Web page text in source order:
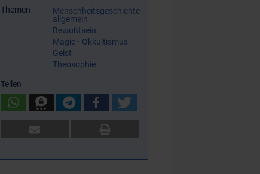
Themen
Menschheitsgeschichte
allgemein
Bewußtsein
Magie • Okkultismus
Geist
Theosophie
Teilen